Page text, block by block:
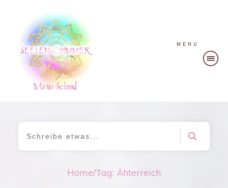
MENU
Home/Tag: Ähterreich